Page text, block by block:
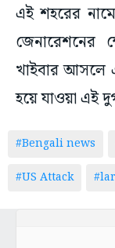
এই শহরের
জেনারেশনের
খাইবার আসলে
হয়ে যাওয়া এই
#Bengali news
#US Attack